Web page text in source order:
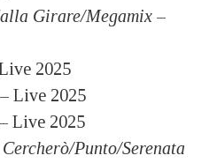
Girare/Megamix –
2025
– Live 2025
– Live 2025
Punto/Serenata